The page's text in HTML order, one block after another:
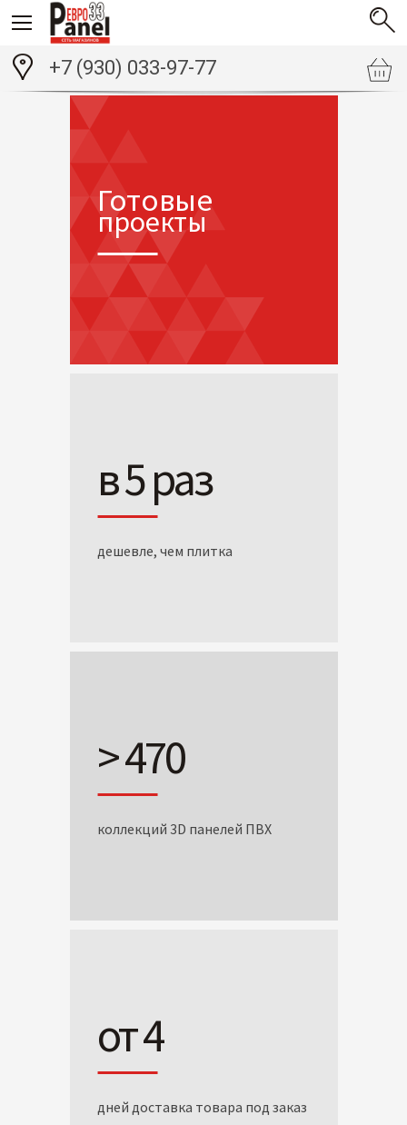
+7 (930) 033-97-77
Готовые
проекты
в 5 раз
дешевле, чем плитка
> 470
коллекций 3D панелей ПВХ
от 4
дней доставка товара под заказ